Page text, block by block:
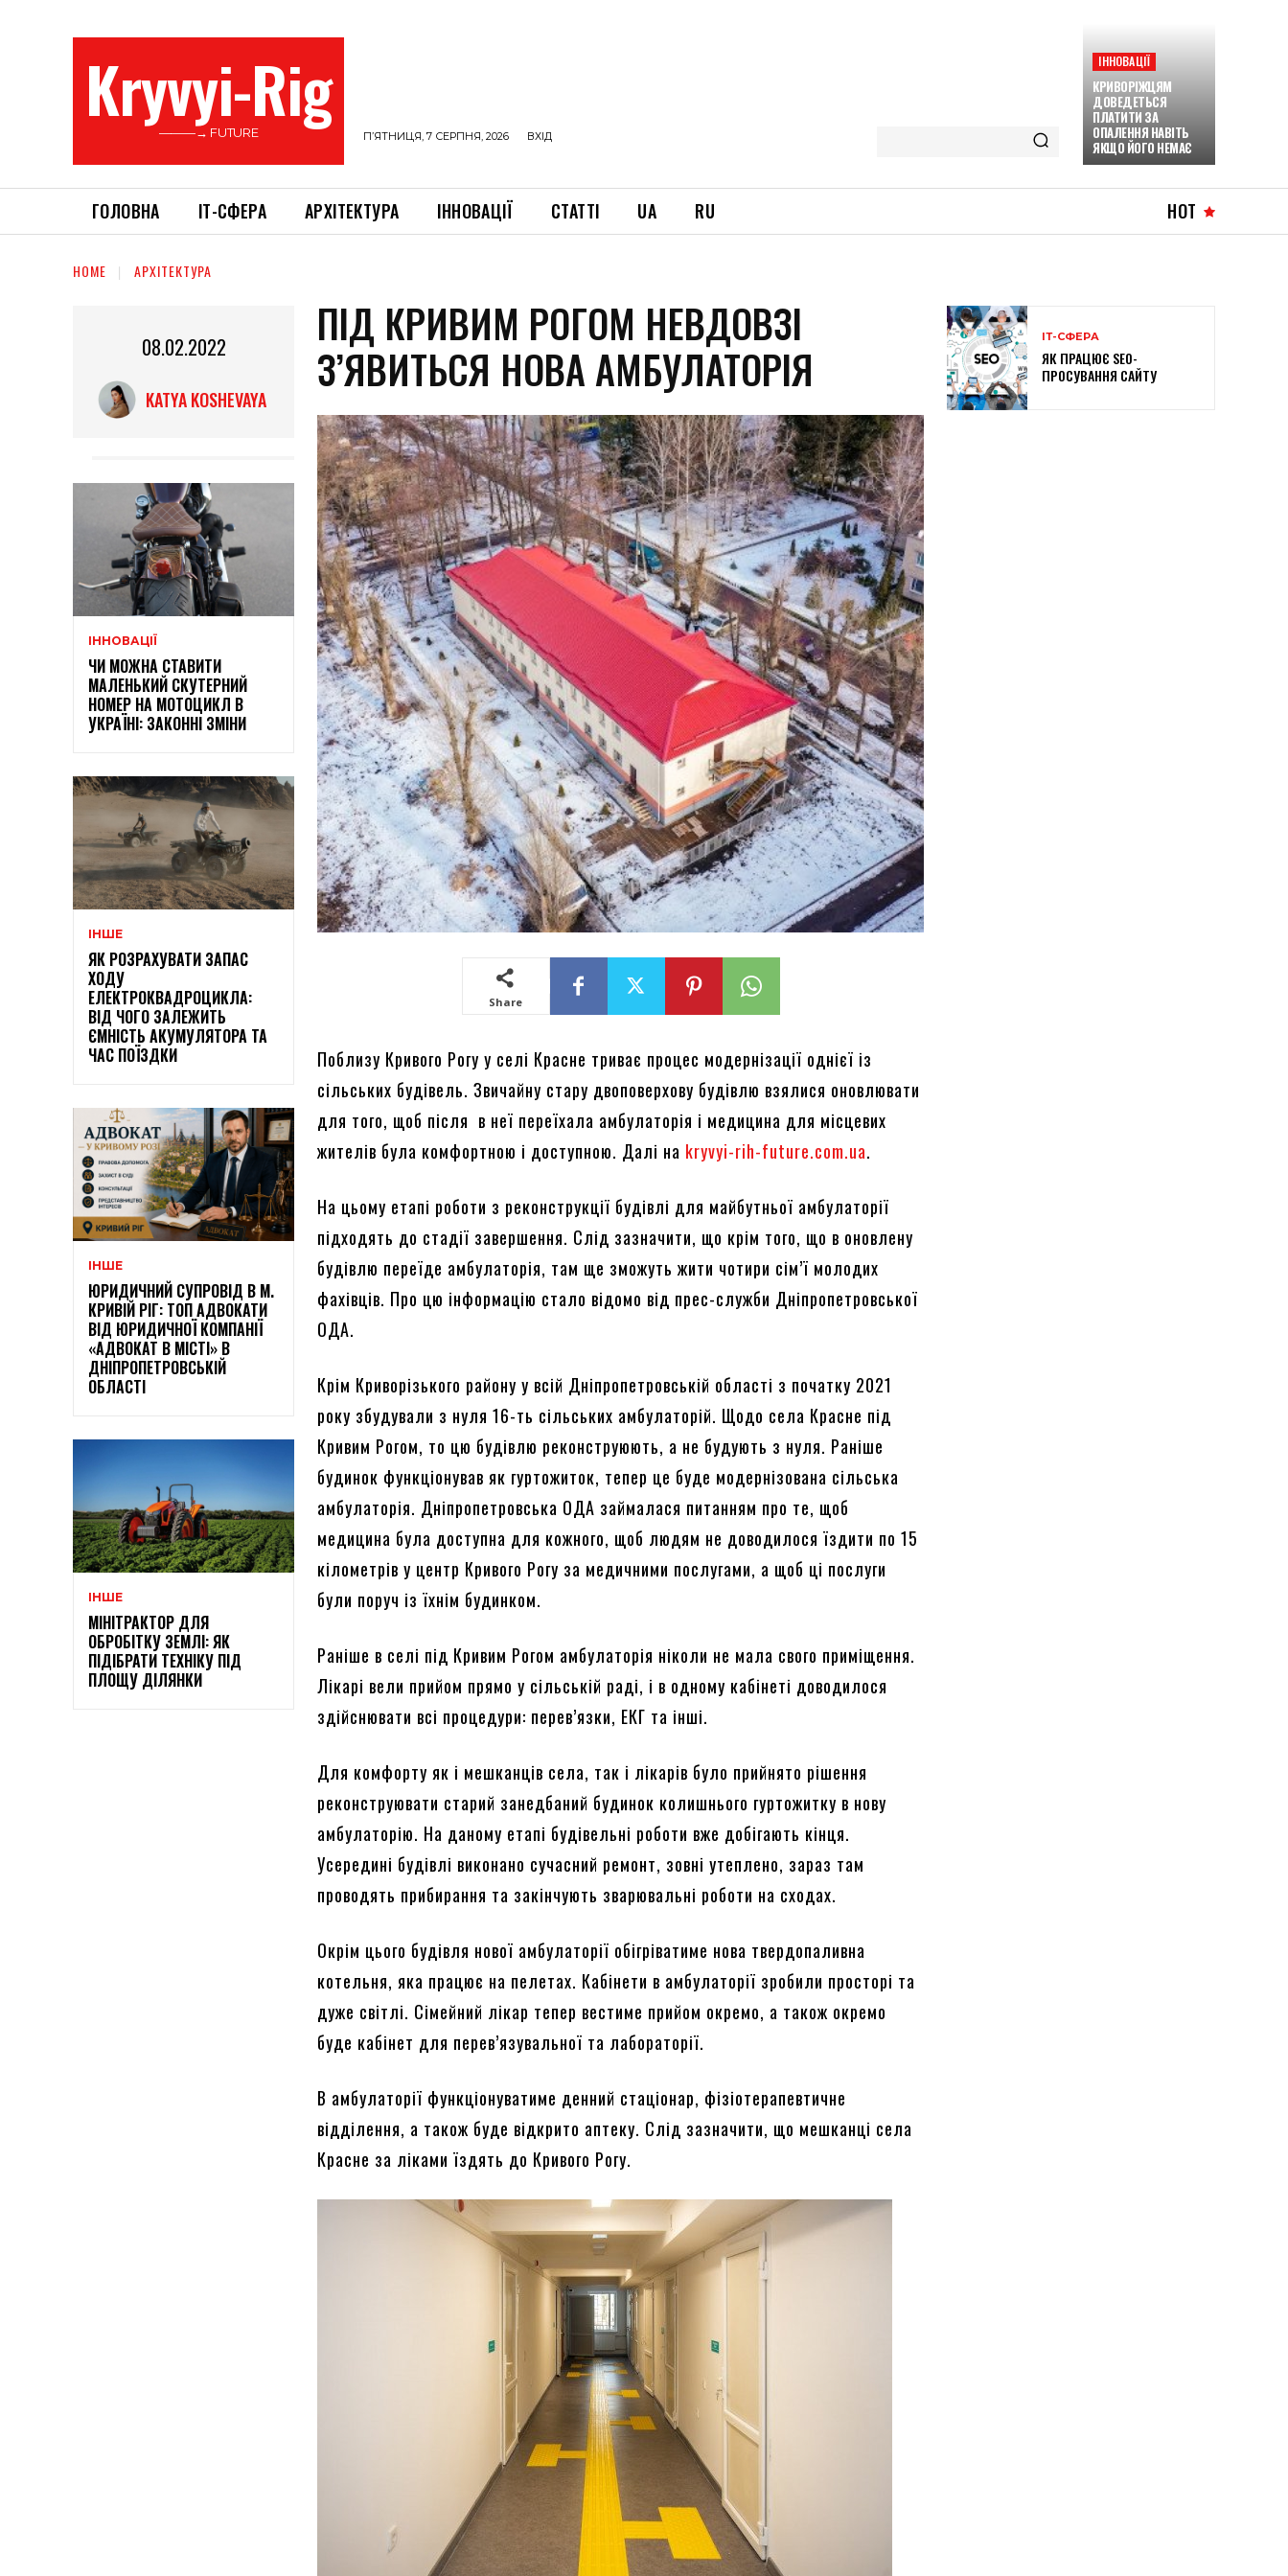
Kryvyi-Rig
———→ FUTURE П’ЯТНИЦЯ, 7 СЕРПНЯ, 2026 ВХІД
ІННОВАЦІЇ
КРИВОРІЖЦЯМ
ДОВЕДЕТЬСЯ
ПЛАТИТИ ЗА
ОПАЛЕННЯ НАВІТЬ
ЯКЩО ЙОГО НЕМАЄ
ГОЛОВНА ІТ-СФЕРА АРХІТЕКТУРА ІННОВАЦІЇ СТАТТІ UA RU HOT
HOME АРХІТЕКТУРА
08.02.2022
KATYA KOSHEVAYA
ІННОВАЦІЇ
ЧИ МОЖНА СТАВИТИ
МАЛЕНЬКИЙ СКУТЕРНИЙ
НОМЕР НА МОТОЦИКЛ В
УКРАЇНІ: ЗАКОННІ ЗМІНИ
ІНШЕ
ЯК РОЗРАХУВАТИ ЗАПАС
ХОДУ
ЕЛЕКТРОКВАДРОЦИКЛА:
ВІД ЧОГО ЗАЛЕЖИТЬ
ЄМНІСТЬ АКУМУЛЯТОРА ТА
ЧАС ПОЇЗДКИ
ІНШЕ
ЮРИДИЧНИЙ СУПРОВІД В М.
КРИВІЙ РІГ: ТОП АДВОКАТИ
ВІД ЮРИДИЧНОЇ КОМПАНІЇ
«АДВОКАТ В МІСТІ» В
ДНІПРОПЕТРОВСЬКІЙ
ОБЛАСТІ
ІНШЕ
МІНІТРАКТОР ДЛЯ
ОБРОБІТКУ ЗЕМЛІ: ЯК
ПІДІБРАТИ ТЕХНІКУ ПІД
ПЛОЩУ ДІЛЯНКИ
ПІД КРИВИМ РОГОМ НЕВДОВЗІ
З’ЯВИТЬСЯ НОВА АМБУЛАТОРІЯ
Share
Поблизу Кривого Рогу у селі Красне триває процес модернізації однієї із
сільських будівель. Звичайну стару двоповерхову будівлю взялися оновлювати
для того, щоб після в неї переїхала амбулаторія і медицина для місцевих
жителів була комфортною і доступною. Далі на kryvyi-rih-future.com.ua.
На цьому етапі роботи з реконструкції будівлі для майбутньої амбулаторії
підходять до стадії завершення. Слід зазначити, що крім того, що в оновлену
будівлю переїде амбулаторія, там ще зможуть жити чотири сім’ї молодих
фахівців. Про цю інформацію стало відомо від прес-служби Дніпропетровської
ОДА.
Крім Криворізького району у всій Дніпропетровській області з початку 2021
року збудували з нуля 16-ть сільських амбулаторій. Щодо села Красне під
Кривим Рогом, то цю будівлю реконструюють, а не будують з нуля. Раніше
будинок функціонував як гуртожиток, тепер це буде модернізована сільська
амбулаторія. Дніпропетровська ОДА займалася питанням про те, щоб
медицина була доступна для кожного, щоб людям не доводилося їздити по 15
кілометрів у центр Кривого Рогу за медичними послугами, а щоб ці послуги
були поруч із їхнім будинком.
Раніше в селі під Кривим Рогом амбулаторія ніколи не мала свого приміщення.
Лікарі вели прийом прямо у сільській раді, і в одному кабінеті доводилося
здійснювати всі процедури: перев’язки, ЕКГ та інші.
Для комфорту як і мешканців села, так і лікарів було прийнято рішення
реконструювати старий занедбаний будинок колишнього гуртожитку в нову
амбулаторію. На даному етапі будівельні роботи вже добігають кінця.
Усередині будівлі виконано сучасний ремонт, зовні утеплено, зараз там
проводять прибирання та закінчують зварювальні роботи на сходах.
Окрім цього будівля нової амбулаторії обігріватиме нова твердопаливна
котельня, яка працює на пелетах. Кабінети в амбулаторії зробили просторі та
дуже світлі. Сімейний лікар тепер вестиме прийом окремо, а також окремо
буде кабінет для перев’язувальної та лабораторії.
В амбулаторії функціонуватиме денний стаціонар, фізіотерапевтичне
відділення, а також буде відкрито аптеку. Слід зазначити, що мешканці села
Красне за ліками їздять до Кривого Рогу.
ІТ-СФЕРА
ЯК ПРАЦЮЄ SEO-
ПРОСУВАННЯ САЙТУ